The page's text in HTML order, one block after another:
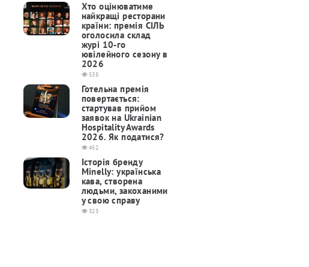
Хто оцінюватиме
найкращі ресторани
країни: премія СІЛЬ
оголосила склад
журі 10-го
ювілейного сезону в
2026
538
Готельна премія
повертається:
cтартував прийом
заявок на Ukrainian
Hospitality Awards
2026. Як податися?
452
Історія бренду
Minelly: українська
кава, створена
людьми, закоханими
у свою справу
323